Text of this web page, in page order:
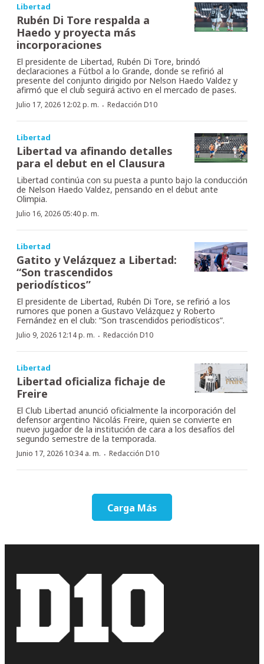
Libertad
Rubén Di Tore respalda a
Haedo y proyecta más
incorporaciones
El presidente de Libertad, Rubén Di Tore, brindó
declaraciones a Fútbol a lo Grande, donde se refirió al
presente del conjunto dirigido por Nelson Haedo Valdez y
afirmó que el club seguirá activo en el mercado de pases.
Julio 17, 2026 12:02 p. m. · Redacción D10
Libertad
Libertad va afinando detalles
para el debut en el Clausura
Libertad continúa con su puesta a punto bajo la conducción
de Nelson Haedo Valdez, pensando en el debut ante
Olimpia.
Julio 16, 2026 05:40 p. m.
Libertad
Gatito y Velázquez a Libertad:
“Son trascendidos
periodísticos”
El presidente de Libertad, Rubén Di Tore, se refirió a los
rumores que ponen a Gustavo Velázquez y Roberto
Fernández en el club: “Son trascendidos periodísticos”.
Julio 9, 2026 12:14 p. m. · Redacción D10
Libertad
Libertad oficializa fichaje de
Freire
El Club Libertad anunció oficialmente la incorporación del
defensor argentino Nicolás Freire, quien se convierte en
nuevo jugador de la institución de cara a los desafíos del
segundo semestre de la temporada.
Junio 17, 2026 10:34 a. m. · Redacción D10
Carga Más